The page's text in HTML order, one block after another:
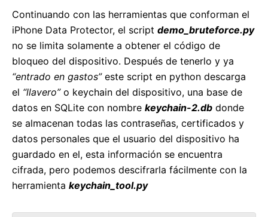
Continuando con las herramientas que conforman el
iPhone Data Protector, el script demo_bruteforce.py
no se limita solamente a obtener el código de
bloqueo del dispositivo. Después de tenerlo y ya
“entrado en gastos”este script en python descarga
el “llavero” o keychain del dispositivo, una base de
datos en SQLite con nombre keychain-2.db donde
se almacenan todas las contraseñas, certificados y
datos personales que el usuario del dispositivo ha
guardado en el, esta información se encuentra
cifrada, pero podemos descifrarla fácilmente con la
herramienta keychain_tool.py